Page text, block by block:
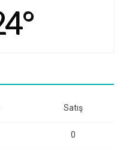
Satış
0